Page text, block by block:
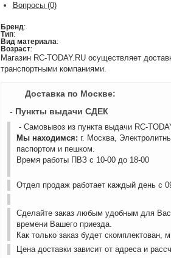
Вопросы(0)
Бренд:
Тип:
Вид материала:
Возраст:
Магазин RC-TODAY.RU осуществляет
транспортными компаниями.
Доставка по Москве:
- Пункты выдачи СДЕК
- Самовывоз из пункта выдачи RC-
Мы находимся: г. Москва,
паспортом и пешком.
Время работы ПВЗ с 10-00 до 18-00
Отдел продаж работает каждый день с
Сделайте заказ любым удобным для
времени Вашего приезда.
Как только заказ будет
Цена доставки зависит от адреса и